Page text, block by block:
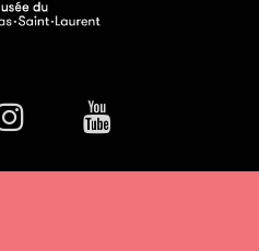
InstagramYoutube